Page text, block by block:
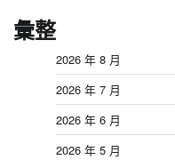
彙整
2026 年 8 月
2026 年 7 月
2026 年 6 月
2026 年 5 月